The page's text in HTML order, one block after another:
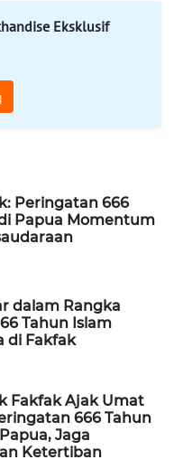
Eksklusif
Peringatan 666
Papua Momentum
dalam Rangka
Tahun Islam
di Fakfak
Fakfak Ajak Umat
666 Tahun
Jaga
Ketertiban